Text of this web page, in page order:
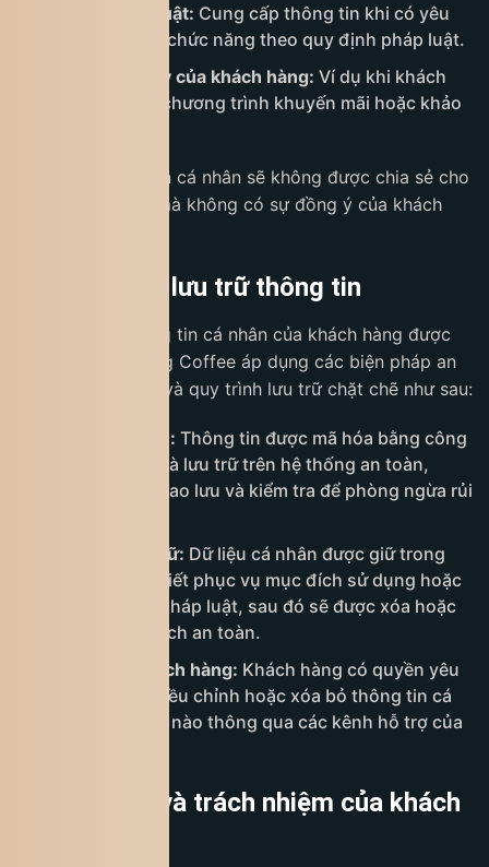
Yêu cầu pháp luật: Cung cấp thông tin khi có yêu
cầu từ cơ quan chức năng theo quy định pháp luật.
Theo sự đồng ý của khách hàng: Ví dụ khi khách
hàng tham gia chương trình khuyến mãi hoặc khảo
Ngoài ra, thông tin cá nhân sẽ không được chia sẻ cho
bên thứ ba khác mà không có sự đồng ý của khách
6. An ninh và lưu trữ thông tin
Để đảm bảo thông tin cá nhân của khách hàng được
bảo vệ tối đa, King Coffee áp dụng các biện pháp an
ninh nghiêm ngặt và quy trình lưu trữ chặt chẽ như sau:
Bảo mật dữ liệu: Thông tin được mã hóa bằng công
nghệ SSL/TLS và lưu trữ trên hệ thống an toàn,
thường xuyên sao lưu và kiểm tra để phòng ngừa rủi
Thời gian lưu trữ: Dữ liệu cá nhân được giữ trong
thời gian cần thiết phục vụ mục đích sử dụng hoặc
theo quy định pháp luật, sau đó sẽ được xóa hoặc
ẩn danh một cách an toàn.
Quyền của khách hàng: Khách hàng có quyền yêu
cầu truy cập, điều chỉnh hoặc xóa bỏ thông tin cá
nhân bất cứ lúc nào thông qua các kênh hỗ trợ của
7. Quyền lợi và trách nhiệm của khách